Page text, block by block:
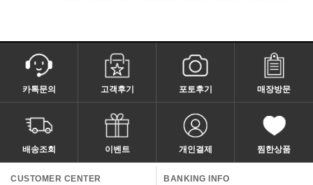
카톡문의 고객후기 포토후기 매장방문
배송조회 이벤트 개인결제 찜한상품
CUSTOMER CENTER BANKING INFO